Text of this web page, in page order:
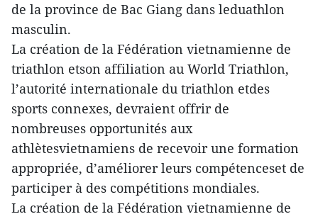
de la province de Bac Giang dans leduathlon
masculin.
La création de la Fédération vietnamienne de
triathlon etson affiliation au World Triathlon,
l’autorité internationale du triathlon etdes
sports connexes, devraient offrir de
nombreuses opportunités aux
athlètesvietnamiens de recevoir une formation
appropriée, d’améliorer leurs compétenceset de
participer à des compétitions mondiales.
La création de la Fédération vietnamienne de